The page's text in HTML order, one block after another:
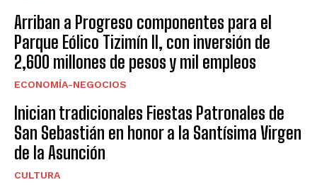
Arriban a Progreso componentes para el
Parque Eólico Tizimín II, con inversión de
2,600 millones de pesos y mil empleos
ECONOMÍA-NEGOCIOS
Inician tradicionales Fiestas Patronales de
San Sebastián en honor a la Santísima Virgen
de la Asunción
CULTURA